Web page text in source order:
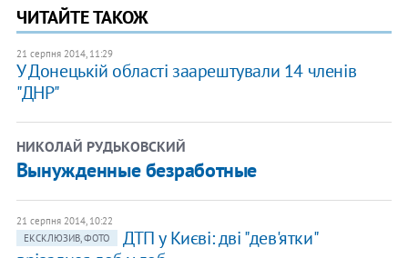
ЧИТАЙТЕ ТАКОЖ
21 серпня 2014, 11:29
У Донецькій області заарештували 14 членів
"ДНР"
НИКОЛАЙ РУДЬКОВСКИЙ
Вынужденные безработные
21 серпня 2014, 10:22
ЕКСКЛЮЗИВ, ФОТО
ДТП у Києві: дві "дев'ятки"